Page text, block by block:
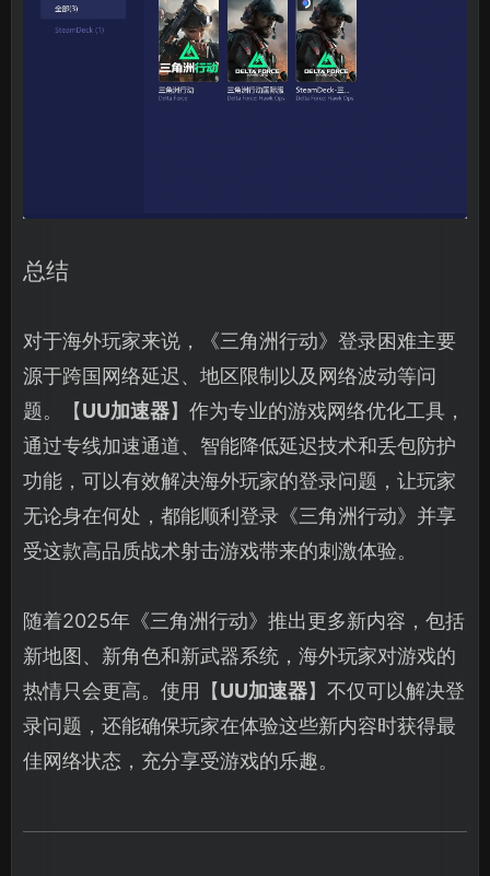
总结
对于海外玩家来说，《三角洲行动》登录困难主要
源于跨国网络延迟、地区限制以及网络波动等问
题。【UU加速器】作为专业的游戏网络优化工具，
通过专线加速通道、智能降低延迟技术和丢包防护
功能，可以有效解决海外玩家的登录问题，让玩家
无论身在何处，都能顺利登录《三角洲行动》并享
受这款高品质战术射击游戏带来的刺激体验。
随着2025年《三角洲行动》推出更多新内容，包括
新地图、新角色和新武器系统，海外玩家对游戏的
热情只会更高。使用【UU加速器】不仅可以解决登
录问题，还能确保玩家在体验这些新内容时获得最
佳网络状态，充分享受游戏的乐趣。